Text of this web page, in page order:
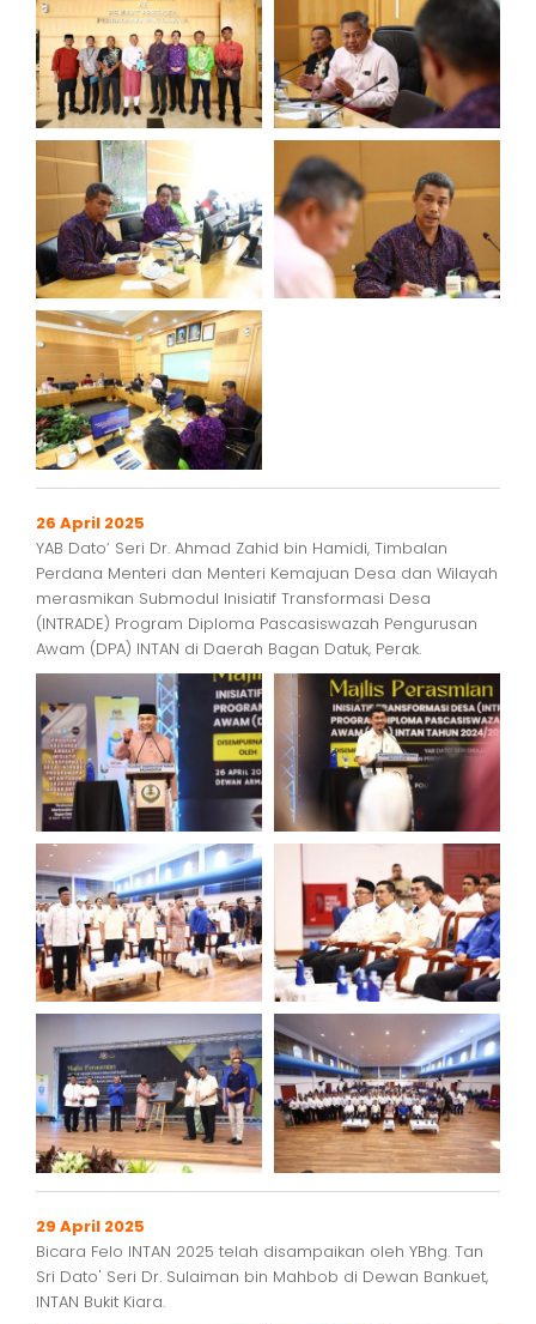
26 April 2025
YAB Dato’ Seri Dr. Ahmad Zahid bin Hamidi, Timbalan
Perdana Menteri dan Menteri Kemajuan Desa dan Wilayah
merasmikan Submodul Inisiatif Transformasi Desa
(INTRADE) Program Diploma Pascasiswazah Pengurusan
Awam (DPA) INTAN di Daerah Bagan Datuk, Perak.
29 April 2025
Bicara Felo INTAN 2025 telah disampaikan oleh YBhg. Tan
Sri Dato' Seri Dr. Sulaiman bin Mahbob di Dewan Bankuet,
INTAN Bukit Kiara.